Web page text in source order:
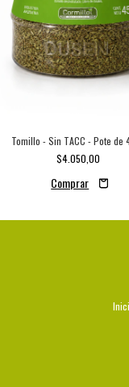
Tomillo - Sin TACC - Pote de
$4.050,00